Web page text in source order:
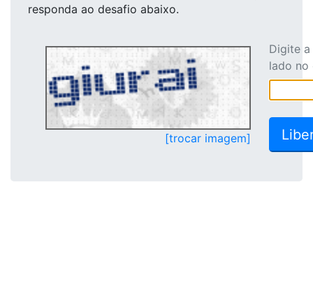
responda ao desafio abaixo.
[trocar imagem]
Digite
lado no